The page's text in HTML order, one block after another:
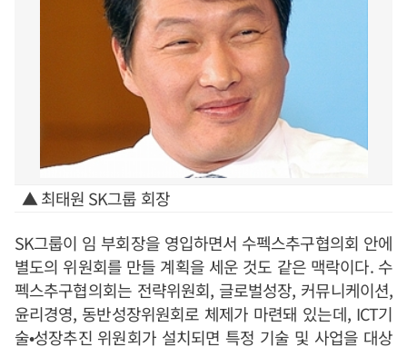
▲ 최태원 SK그룹 회장
SK그룹이 임 부회장을 영입하면서 수펙스추구협의회 안에
별도의 위원회를 만들 계획을 세운 것도 같은 맥락이다. 수
펙스추구협의회는 전략위원회, 글로벌성장, 커뮤니케이션,
윤리경영, 동반성장위원회로 체제가 마련돼 있는데, ICT기
술•성장추진 위원회가 설치되면 특정 기술 및 사업을 대상